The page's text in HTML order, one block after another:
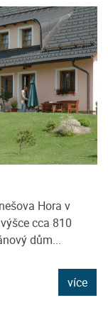
Hora v
cca 810
dům...
více